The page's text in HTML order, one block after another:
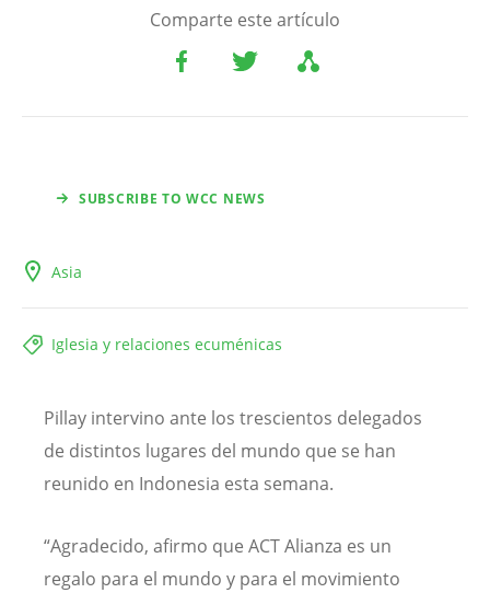
Comparte este artículo
SUBSCRIBE TO WCC NEWS
Asia
Iglesia y relaciones ecuménicas
Pillay intervino ante los trescientos delegados
de distintos lugares del mundo que se han
reunido en Indonesia esta semana.
“Agradecido, afirmo que ACT Alianza es un
regalo para el mundo y para el movimiento